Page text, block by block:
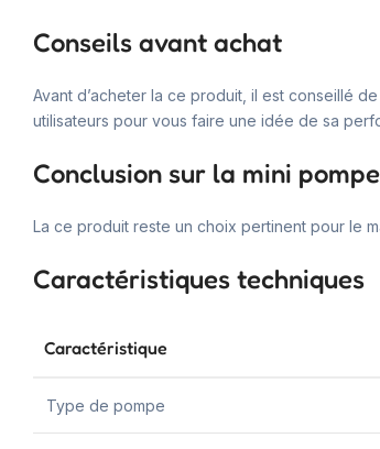
Conseils avant achat
Avant d’acheter la ce produit, il est conseillé
utilisateurs pour vous faire une idée de sa
Conclusion sur la mini
La ce produit reste un choix pertinent pour le
Caractéristiques techniques
Caractéristique
Type de pompe